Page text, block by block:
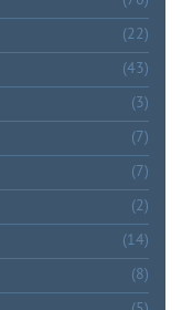
(22)
(43)
(3)
(7)
(7)
(2)
(14)
(8)